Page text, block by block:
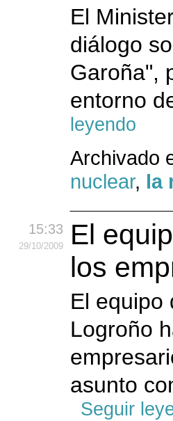
El
diálogo
Garoña",
entorno
leyendo
Archivado
nuclear, la
15:33
29/10/2009
El
los
El equipo
Logroño
asunto
Seguir